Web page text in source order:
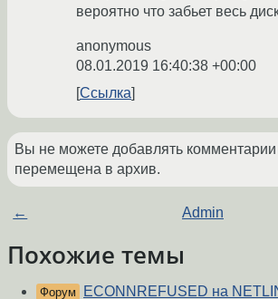
вероятно что забьет весь
anonymous
08.01.2019 16:40:38 +00:00
Ссылка
Вы не можете добавлять комментарии
перемещена в архив.
← Admin
Похожие темы
Форум
ECONNREFUSED на